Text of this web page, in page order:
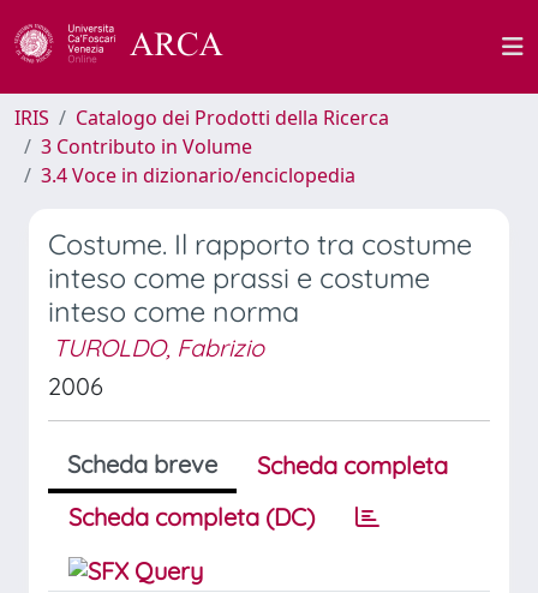
IRIS
Catalogo dei Prodotti della Ricerca
3 Contributo in Volume
3.4 Voce in dizionario/enciclopedia
Costume. Il rapporto tra costume
inteso come prassi e costume
inteso come norma
TUROLDO, Fabrizio
2006
Scheda breve
Scheda completa
Scheda completa (DC)